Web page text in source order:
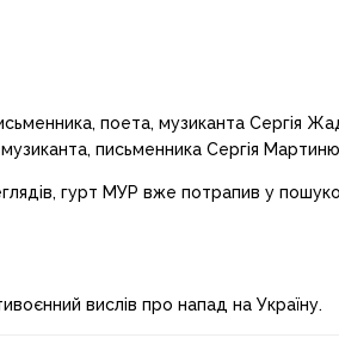
поета, музиканта Сергія
письменника Сергія
гурт МУР вже потрапив у
вислів про напад на Україну.